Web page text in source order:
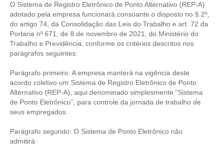
SEESP NOTÍCIAS
NOTÍCIAS NO WHATSAPP
FOTOS
PUBLICAÇÕES
PUBLICIDADE
MANUAL DE REDAÇÃO
RELEASES
O Sistema de Registro Eletrônico de Ponto Alternativo (REP-A)
adotado pela empresa funcionará consoante o disposto no § 2º,
do artigo 74, da Consolidação das Leis do Trabalho e art. 72 da
Portaria nº 671, de 8 de novembro de 2021, do Ministério do
Trabalho e Previdência, conforme os critérios descritos nos
parágrafos seguintes:
Parágrafo primeiro: A empresa manterá na vigência deste
acordo coletivo um Sistema de Registro Eletrônico de Ponto
Alternativo (REP-A), aqui denominado simplesmente “Sistema
de Ponto Eletrônico”, para controle da jornada de trabalho de
seus empregados.
Parágrafo segundo: O Sistema de Ponto Eletrônico não
admitirá: